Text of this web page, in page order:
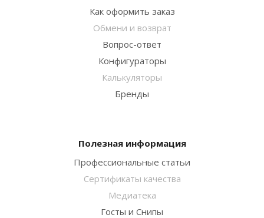
Как оформить заказ
Обмени и возврат
Вопрос-ответ
Конфигураторы
Калькуляторы
Бренды
Полезная информация
Профессиональные статьи
Сертификаты качества
Медиатека
Госты и Снипы